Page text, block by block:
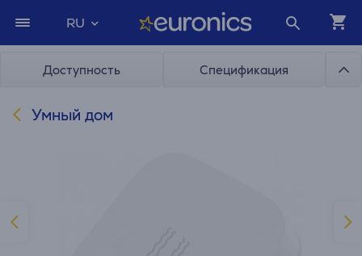
RU
Доступность Спецификация
Умный дом